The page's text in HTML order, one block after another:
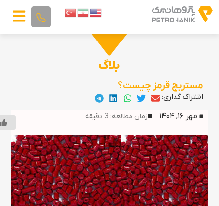
بلاگ
مستربچ قرمز چیست؟
اشتراک گذاری:
مهر ۱۶, ۱۴۰۴
زمان مطالعه: 3 دقیقه